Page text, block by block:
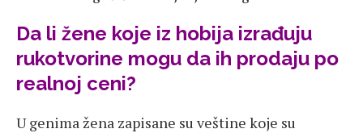
Da li žene koje iz hobija izrađuju
rukotvorine mogu da ih prodaju po
realnoj ceni?
U genima žena zapisane su veštine koje su